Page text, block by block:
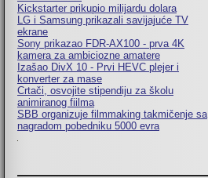
Kickstarter prikupio milijardu dolara
LG i Samsung prikazali savijajuće TV
ekrane
Sony prikazao FDR-AX100 - prva 4K
kamera za ambiciozne amatere
Izašao DivX 10 - Prvi HEVC plejer i
konverter za mase
Crtači, osvojite stipendiju za školu
animiranog fiilma
SBB organizuje filmmaking takmičenje sa
nagradom pobedniku 5000 evra